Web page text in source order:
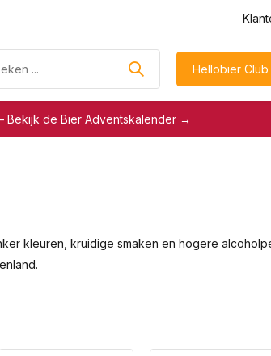
Hellobier Club
korting
Bekijk de Bier Adventskalender →
kleuren, kruidige smaken en hogere